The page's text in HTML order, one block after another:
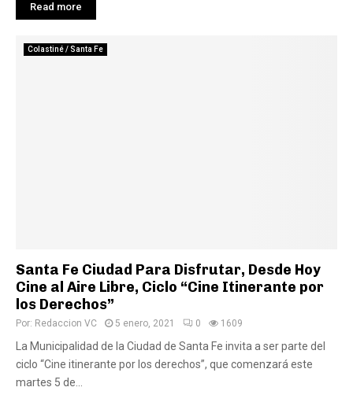
Read more
Colastiné / Santa Fe
Santa Fe Ciudad Para Disfrutar, Desde Hoy
Cine al Aire Libre, Ciclo “Cine Itinerante por
los Derechos”
Por: Redaccion VC 5 enero, 2021 0 1609
La Municipalidad de la Ciudad de Santa Fe invita a ser parte del
ciclo “Cine itinerante por los derechos”, que comenzará este
martes 5 de...